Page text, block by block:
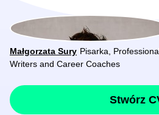
Małgorzata Sury Pisarka,
Writers and Career Coaches
Stwórz